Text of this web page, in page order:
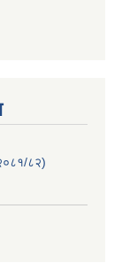
८२)